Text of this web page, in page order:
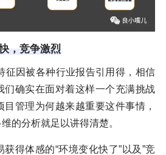
，竞争激烈
征因被各种行业报告引用得，相信
们确实在面对着这样一个充满挑战
管理为何越来越重要这件事情，
的分析就足以讲得清楚。
得体感的“环境变化快了”以及”竞